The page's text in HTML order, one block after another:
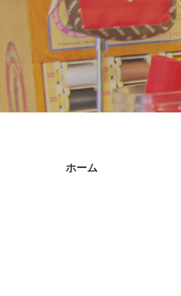
ホーム